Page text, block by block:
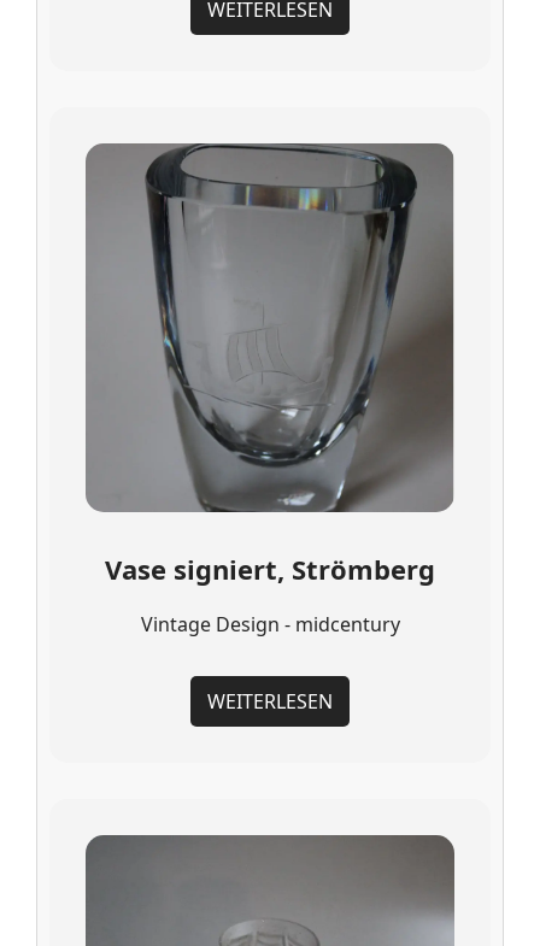
WEITERLESEN
Vase signiert, Strömberg
Vintage Design - midcentury
WEITERLESEN